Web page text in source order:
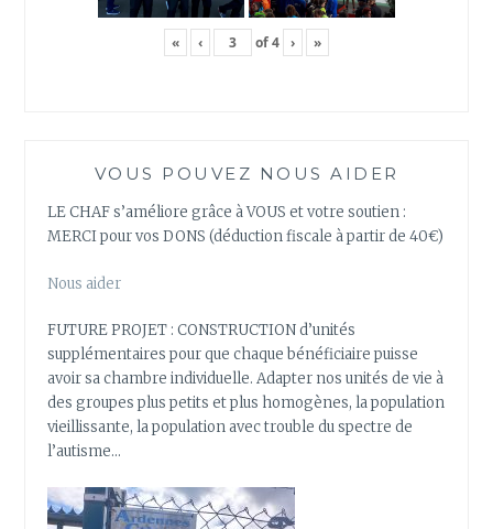
« ‹ of4 › »
VOUS POUVEZ NOUS AIDER
LE CHAF s’améliore grâce à VOUS et votre soutien :
MERCI pour vos DONS (déduction fiscale à partir de 40€)
Nous aider
FUTURE PROJET : CONSTRUCTION d’unités
supplémentaires pour que chaque bénéficiaire puisse
avoir sa chambre individuelle. Adapter nos unités de vie à
des groupes plus petits et plus homogènes, la population
vieillissante, la population avec trouble du spectre de
l’autisme…